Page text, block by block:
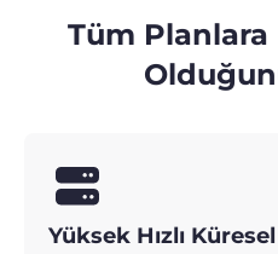
Tüm
Yüksek Hızlı